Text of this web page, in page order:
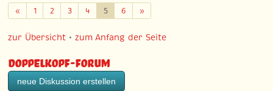
«Zurück
1 2 3 4 5 6 »Weiter
zur Übersicht •zum Anfang der Seite
Doppelkopf-Forum
neue Diskussion erstellen